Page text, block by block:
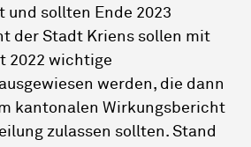
und sollten Ende 2023
der Stadt Kriens sollen mit
2022 wichtige
werden, die dann
kantonalen Wirkungsbericht
zulassen sollten. Stand